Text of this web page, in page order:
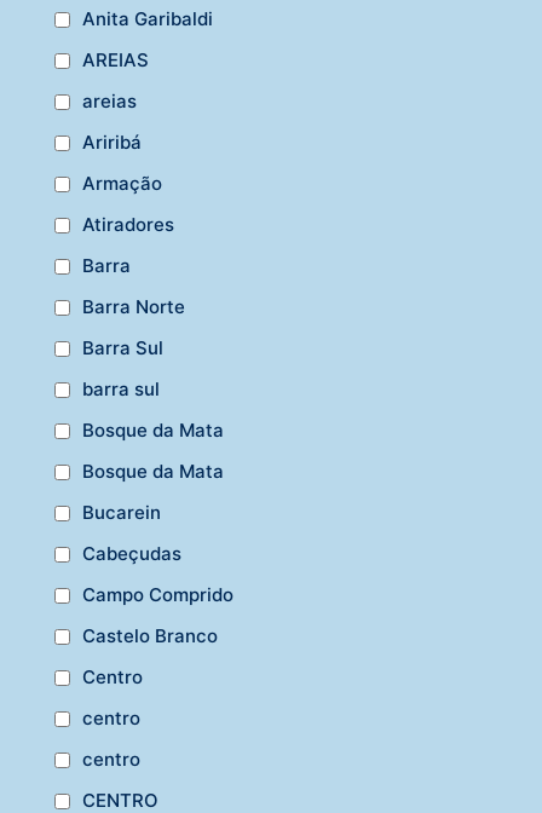
Anita Garibaldi
AREIAS
areias
Ariribá
Armação
Atiradores
Barra
Barra Norte
Barra Sul
barra sul
Bosque da Mata
Bosque da Mata
Bucarein
Cabeçudas
Campo Comprido
Castelo Branco
Centro
centro
centro
CENTRO